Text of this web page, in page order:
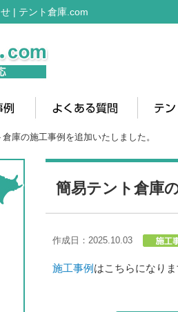
| テント倉庫.com
庫の施工事例を追加いたしました。
簡易テント倉庫
作成日：2025.10.03
施工事例はこちらになりま